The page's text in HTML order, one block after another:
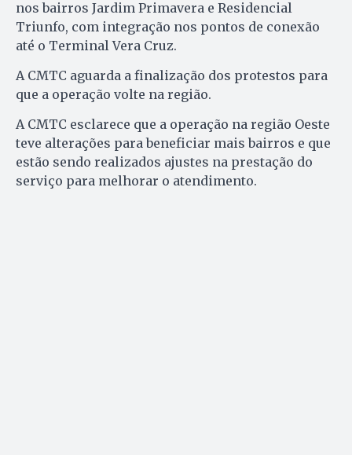
nos bairros Jardim Primavera e Residencial
Triunfo, com integração nos pontos de conexão
até o Terminal Vera Cruz.
A CMTC aguarda a finalização dos protestos para
que a operação volte na região.
A CMTC esclarece que a operação na região Oeste
teve alterações para beneficiar mais bairros e que
estão sendo realizados ajustes na prestação do
serviço para melhorar o atendimento.